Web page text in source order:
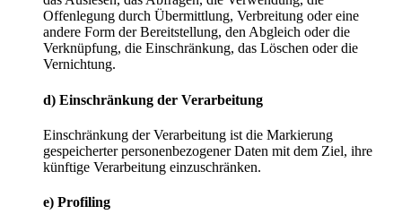
Offenlegung durch Übermittlung, Verbreitung oder eine
andere Form der Bereitstellung, den Abgleich oder die
Verknüpfung, die Einschränkung, das Löschen oder die
Vernichtung.
d) Einschränkung der Verarbeitung
Einschränkung der Verarbeitung ist die Markierung
gespeicherter personenbezogener Daten mit dem Ziel, ihre
künftige Verarbeitung einzuschränken.
e) Profiling